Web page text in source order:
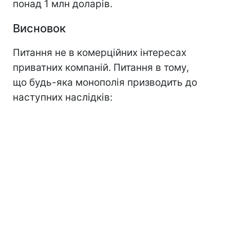
понад 1 млн доларів.
Висновок
Питання не в комерційних інтересах
приватних компаній. Питання в тому,
що будь-яка монополія призводить до
наступних наслідків: